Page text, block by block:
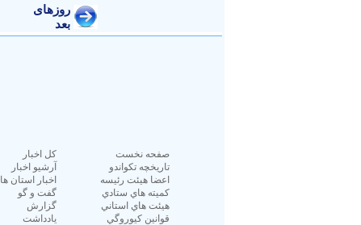
صفحه نخست
تاريخچه تكواندو
اعضا هيئت رئيسه
كميته هاي ستادي
هيئت هاي استاني
قوانين كيوروگي
كل اخبار
آرشیو اخبار
اخبار استان ها
گفت و گو
گزارش
یادداشت